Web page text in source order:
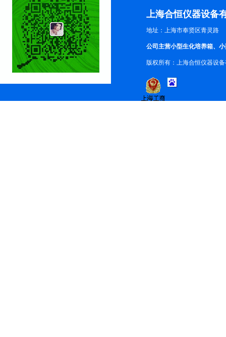
上海合恒仪器设备
地址：上海市奉贤区青灵路
公司主营小型生化培养箱、
版权所有：上海合恒仪器设